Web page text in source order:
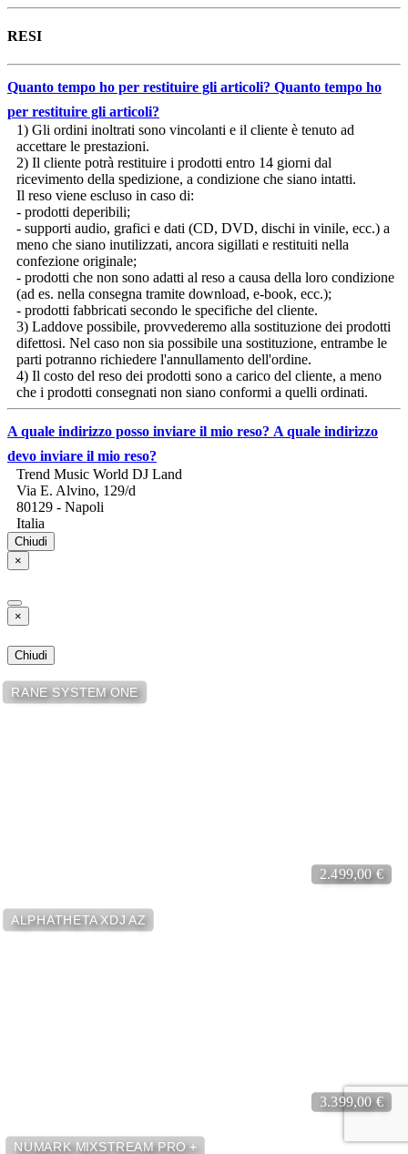
RESI
Quanto tempo ho per restituire gli articoli? Quanto tempo ho
per restituire gli articoli?
1) Gli ordini inoltrati sono vincolanti e il cliente è tenuto ad
accettare le prestazioni.
2) Il cliente potrà restituire i prodotti entro 14 giorni dal
ricevimento della spedizione, a condizione che siano intatti.
Il reso viene escluso in caso di:
- prodotti deperibili;
- supporti audio, grafici e dati (CD, DVD, dischi in vinile, ecc.) a
meno che siano inutilizzati, ancora sigillati e restituiti nella
confezione originale;
- prodotti che non sono adatti al reso a causa della loro condizione
(ad es. nella consegna tramite download, e-book, ecc.);
- prodotti fabbricati secondo le specifiche del cliente.
3) Laddove possibile, provvederemo alla sostituzione dei prodotti
difettosi. Nel caso non sia possibile una sostituzione, entrambe le
parti potranno richiedere l'annullamento dell'ordine.
4) Il costo del reso dei prodotti sono a carico del cliente, a meno
che i prodotti consegnati non siano conformi a quelli ordinati.
A quale indirizzo posso inviare il mio reso? A quale indirizzo
devo inviare il mio reso?
Trend Music World DJ Land
Via E. Alvino, 129/d
80129 - Napoli
Italia
Chiudi
×
×
Chiudi
Dischi in Vinile - Compact Disc
2.499,00 €
RANE SYSTEM ONE
3.399,00 €
ALPHATHETA XDJ AZ
NUMARK MIXSTREAM PRO +